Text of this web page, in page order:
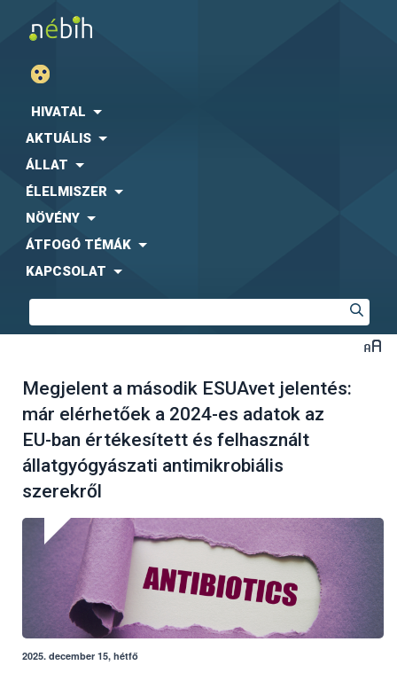
HIVATAL
AKTUÁLIS
ÁLLAT
ÉLELMISZER
NÖVÉNY
ÁTFOGÓ TÉMÁK
KAPCSOLAT
Megjelent a második ESUAvet jelentés:
már elérhetőek a 2024-es adatok az
EU-ban értékesített és felhasznált
állatgyógyászati antimikrobiális
szerekről
2025. december 15, hétfő